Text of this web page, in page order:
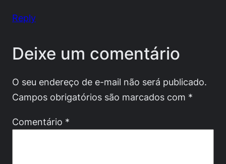
Reply
Deixe um comentário
O seu endereço de e-mail não será publicado.
Campos obrigatórios são marcados com *
Comentário *